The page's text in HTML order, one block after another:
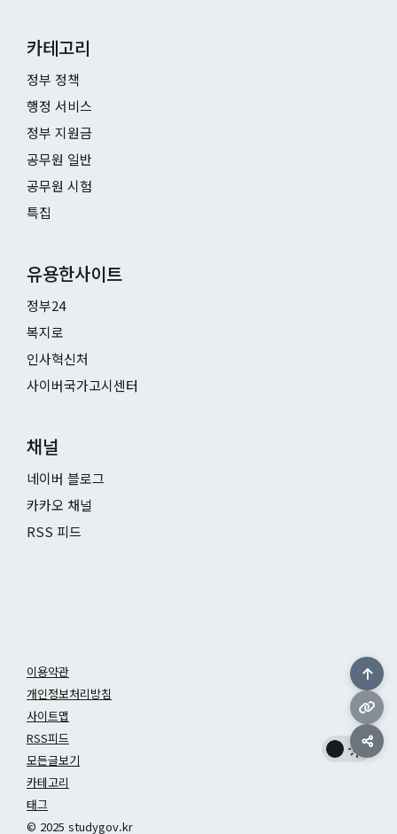
카테고리
정부 정책
행정 서비스
정부 지원금
공무원 일반
공무원 시험
특집
유용한사이트
정부24
복지로
인사혁신처
사이버국가고시센터
채널
네이버 블로그
카카오 채널
RSS 피드
이용약관
개인정보처리방침
사이트맵
RSS피드
모든글보기
카테고리
태그
© 2025 studygov.kr